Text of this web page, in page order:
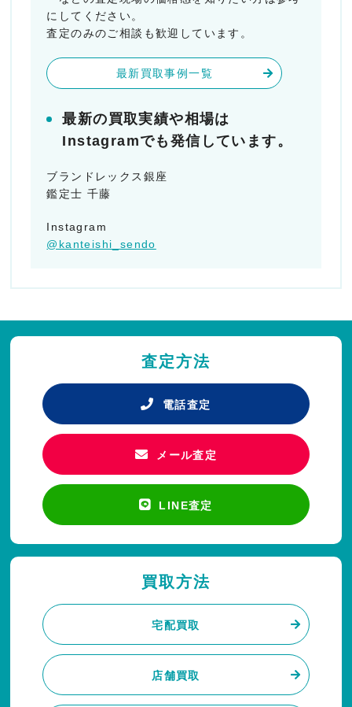
にしてください。
査定のみのご相談も歓迎しています。
最新買取事例一覧
最新の買取実績や相場は
Instagramでも発信しています。
ブランドレックス銀座
鑑定士 千藤
Instagram
@kanteishi_sendo
査定方法
電話査定
メール査定
LINE査定
買取方法
宅配買取
店舗買取